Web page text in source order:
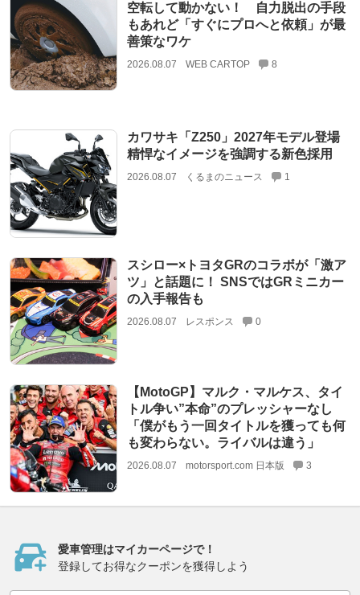
空転して動かない！ 自力脱出の手段
もあれど「すぐにプロへと依頼」が最
善策なワケ
2026.08.07 WEB CARTOP 8
カワサキ「Z250」2027年モデル登場
精悍なイメージを強調する新色採用
2026.08.07 くるまのニュース 1
スシロー×トヨタGRのコラボが「激ア
ツ」と話題に！ SNSではGRミニカー
の入手報告も
2026.08.07 レスポンス 0
【MotoGP】マルク・マルケス、タイ
トル争い”本命”のプレッシャーなし
「僕がもう一回タイトルを獲っても何
も変わらない。ライバルは違う」
2026.08.07 motorsport.com 日本版 3
愛車管理はマイカーページで！
登録してお得なクーポンを獲得しよう